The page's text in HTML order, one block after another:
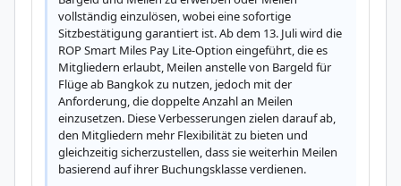
vollständig einzulösen, wobei eine sofortige
Sitzbestätigung garantiert ist. Ab dem 13. Juli wird die
ROP Smart Miles Pay Lite-Option eingeführt, die es
Mitgliedern erlaubt, Meilen anstelle von Bargeld für
Flüge ab Bangkok zu nutzen, jedoch mit der
Anforderung, die doppelte Anzahl an Meilen
einzusetzen. Diese Verbesserungen zielen darauf ab,
den Mitgliedern mehr Flexibilität zu bieten und
gleichzeitig sicherzustellen, dass sie weiterhin Meilen
basierend auf ihrer Buchungsklasse verdienen.